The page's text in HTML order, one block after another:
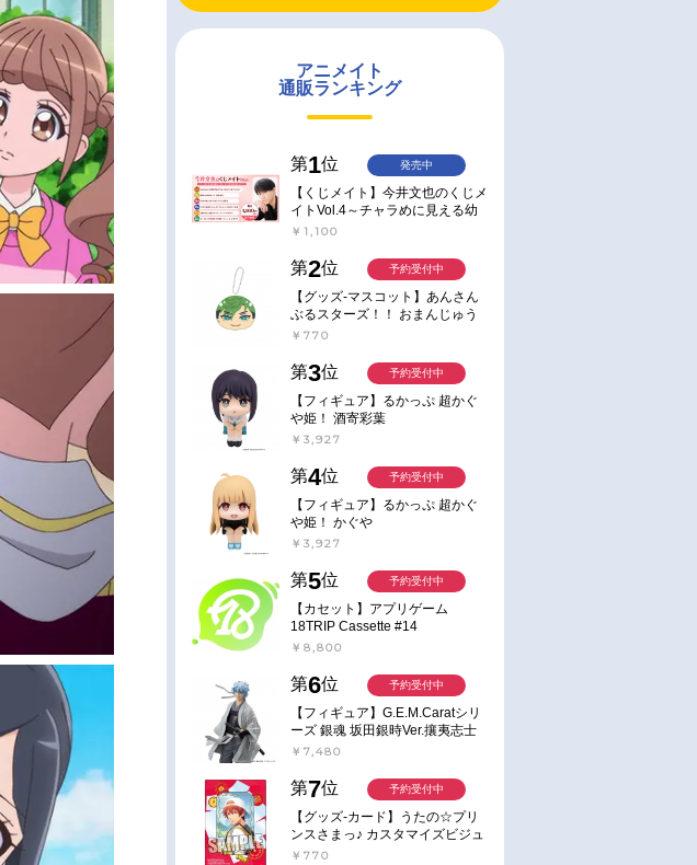
アニメイト
通販ランキング
第1位
【くじメイト】今井文也のくじメ
イトVol.4～チャラめに見える幼
馴染、実は一途で独占欲が強いん
￥1,100
発売中
第2位
【グッズ-マスコット】あんさん
ぶるスターズ！！ おまんじゅう
にぎにぎマスコット ねくすと2
￥770
予約受付中
第3位
【フィギュア】るかっぷ 超かぐ
や姫！ 酒寄彩葉
￥3,927
予約受付中
第4位
【フィギュア】るかっぷ 超かぐ
や姫！ かぐや
￥3,927
予約受付中
第5位
【カセット】アプリゲーム
18TRIP Cassette #14
￥8,800
予約受付中
第6位
【フィギュア】G.E.M.Caratシリ
ーズ 銀魂 坂田銀時Ver.攘夷志士
完成品フィギュア
￥7,480
予約受付中
第7位
【グッズ-カード】うたの☆プリ
ンスさまっ♪ カスタマイズビジュ
アルカードコレクション Best
￥770
予約受付中